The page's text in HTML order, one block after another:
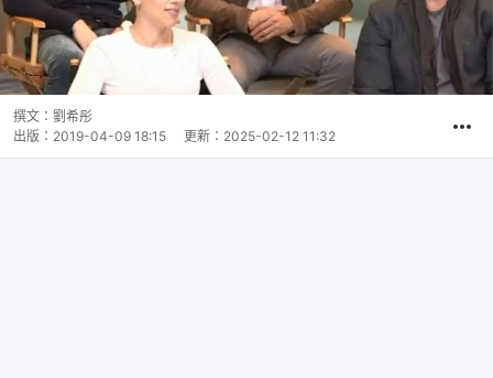
撰文： 劉希彤
出版： 2019-04-09 18:15 更新： 2025-02-12 11:32